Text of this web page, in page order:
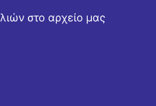
στο αρχείο μας